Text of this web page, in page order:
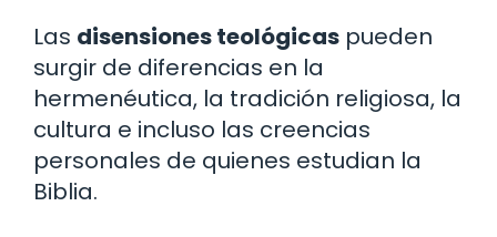
Las disensiones teológicas pueden
surgir de diferencias en la
hermenéutica, la tradición religiosa, la
cultura e incluso las creencias
personales de quienes estudian la
Biblia.